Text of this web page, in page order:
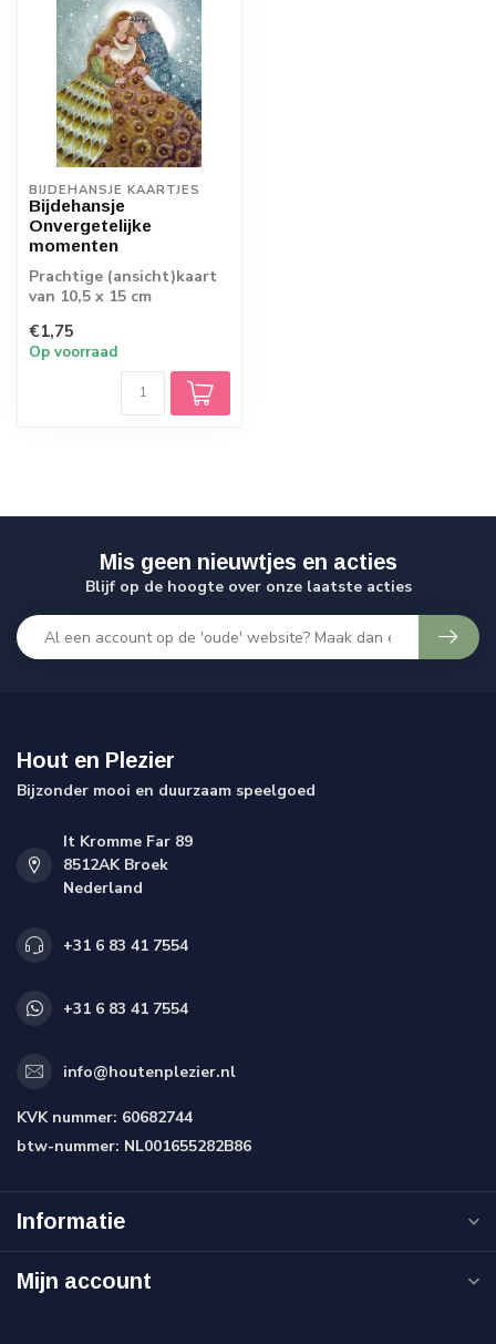
BIJDEHANSJE KAARTJES
Bijdehansje
Onvergetelijke
momenten
Prachtige (ansicht)kaart
van 10,5 x 15 cm
€1,75
Op voorraad
Mis geen nieuwtjes en acties
Blijf op de hoogte over onze laatste acties
Hout en Plezier
Bijzonder mooi en duurzaam speelgoed
It Kromme Far 89
8512AK Broek
Nederland
+31 6 83 41 7554
+31 6 83 41 7554
info@houtenplezier.nl
KVK nummer: 60682744
btw-nummer: NL001655282B86
Informatie
Mijn account